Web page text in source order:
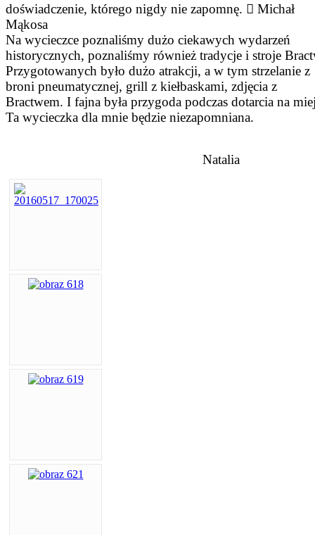
doświadczenie, którego nigdy nie zapomnę.  Michał
Mąkosa
Na wycieczce poznaliśmy dużo ciekawych wydarzeń
historycznych, poznaliśmy również tradycje i stroje
Przygotowanych było dużo atrakcji, a w tym strzelanie z
broni pneumatycznej, grill z kiełbaskami, zdjęcia z
Bractwem. I fajna była przygoda podczas dotarcia na
Ta wycieczka dla mnie będzie niezapomniana.
Natalia